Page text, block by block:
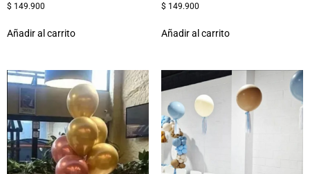
$ 149.900
Añadir al carrito
$ 149.900
Añadir al carrito